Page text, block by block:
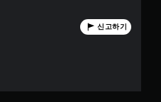
별
신고하기